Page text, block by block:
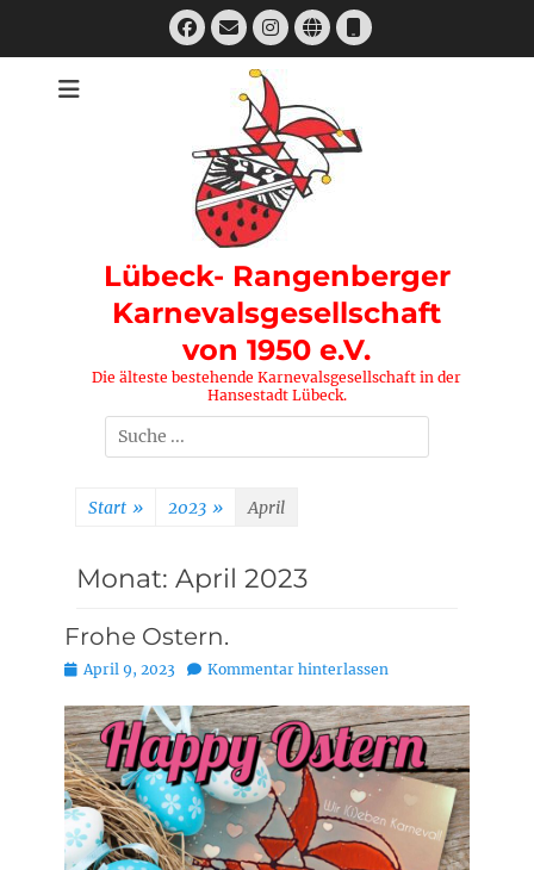
Facebook
E-
Mail
Instagram
WebsiteTelefon
Lübeck- Rangenberger
Karnevalsgesellschaft
von 1950 e.V.
Die älteste bestehende Karnevalsgesellschaft in der
Hansestadt Lübeck.
Suchen
nach:
Start » 2023 » April
Monat: April 2023
Frohe Ostern.
Posted
April 9, 2023 Kommentar hinterlassen